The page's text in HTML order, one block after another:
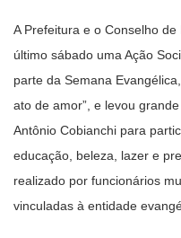
A Prefeitura e o Conselho
último sábado uma Ação
parte da Semana
ato de amor”, e levou
Antônio Cobianchi para
educação, beleza, lazer e
realizado por funcionários
vinculadas à entidade